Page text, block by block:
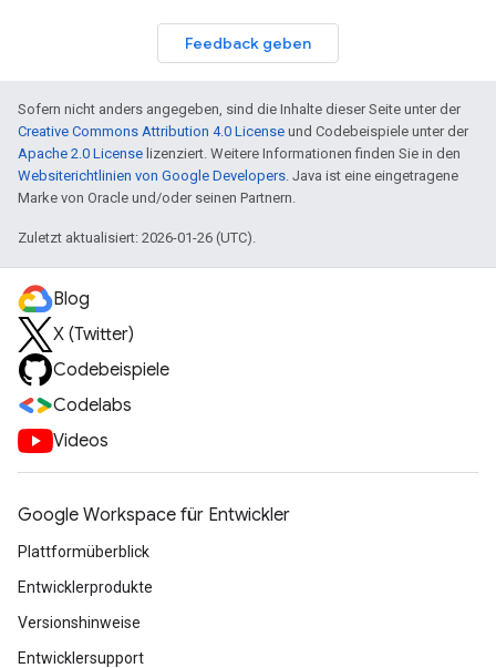
Feedback geben
Sofern nicht anders angegeben, sind die Inhalte dieser Seite unter der
Creative Commons Attribution 4.0 License und Codebeispiele unter der
Apache 2.0 License lizenziert. Weitere Informationen finden Sie in den
Websiterichtlinien von Google Developers. Java ist eine eingetragene
Marke von Oracle und/oder seinen Partnern.
Zuletzt aktualisiert: 2026-01-26 (UTC).
Blog
X (Twitter)
Codebeispiele
Codelabs
Videos
Google Workspace für Entwickler
Plattformüberblick
Entwicklerprodukte
Versionshinweise
Entwicklersupport